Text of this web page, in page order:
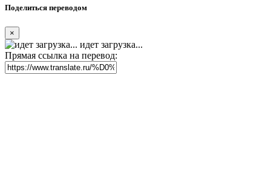
Поделиться переводом
×
идет загрузка...
Прямая ссылка на перевод: